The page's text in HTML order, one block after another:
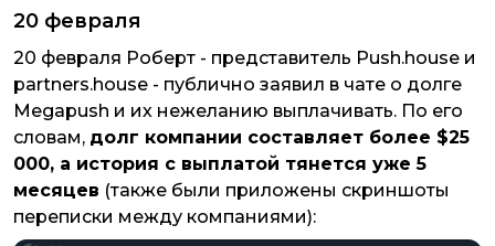
20 февраля
20 февраля Роберт - представитель Push.house и
partners.house - публично заявил в чате о долге
Megapush и их нежеланию выплачивать. По его
словам, долг компании составляет более $25
000, а история с выплатой тянется уже 5
месяцев (также были приложены скриншоты
переписки между компаниями):